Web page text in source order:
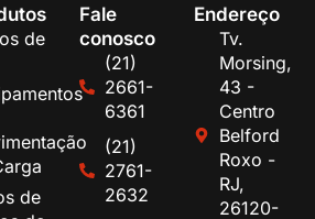
de
de
Fale
conosco
(21)
2661-
6361
(21)
2761-
2632
Endereço
Tv.
Morsing,
43 -
Centro
Belford
Roxo -
RJ,
26120-